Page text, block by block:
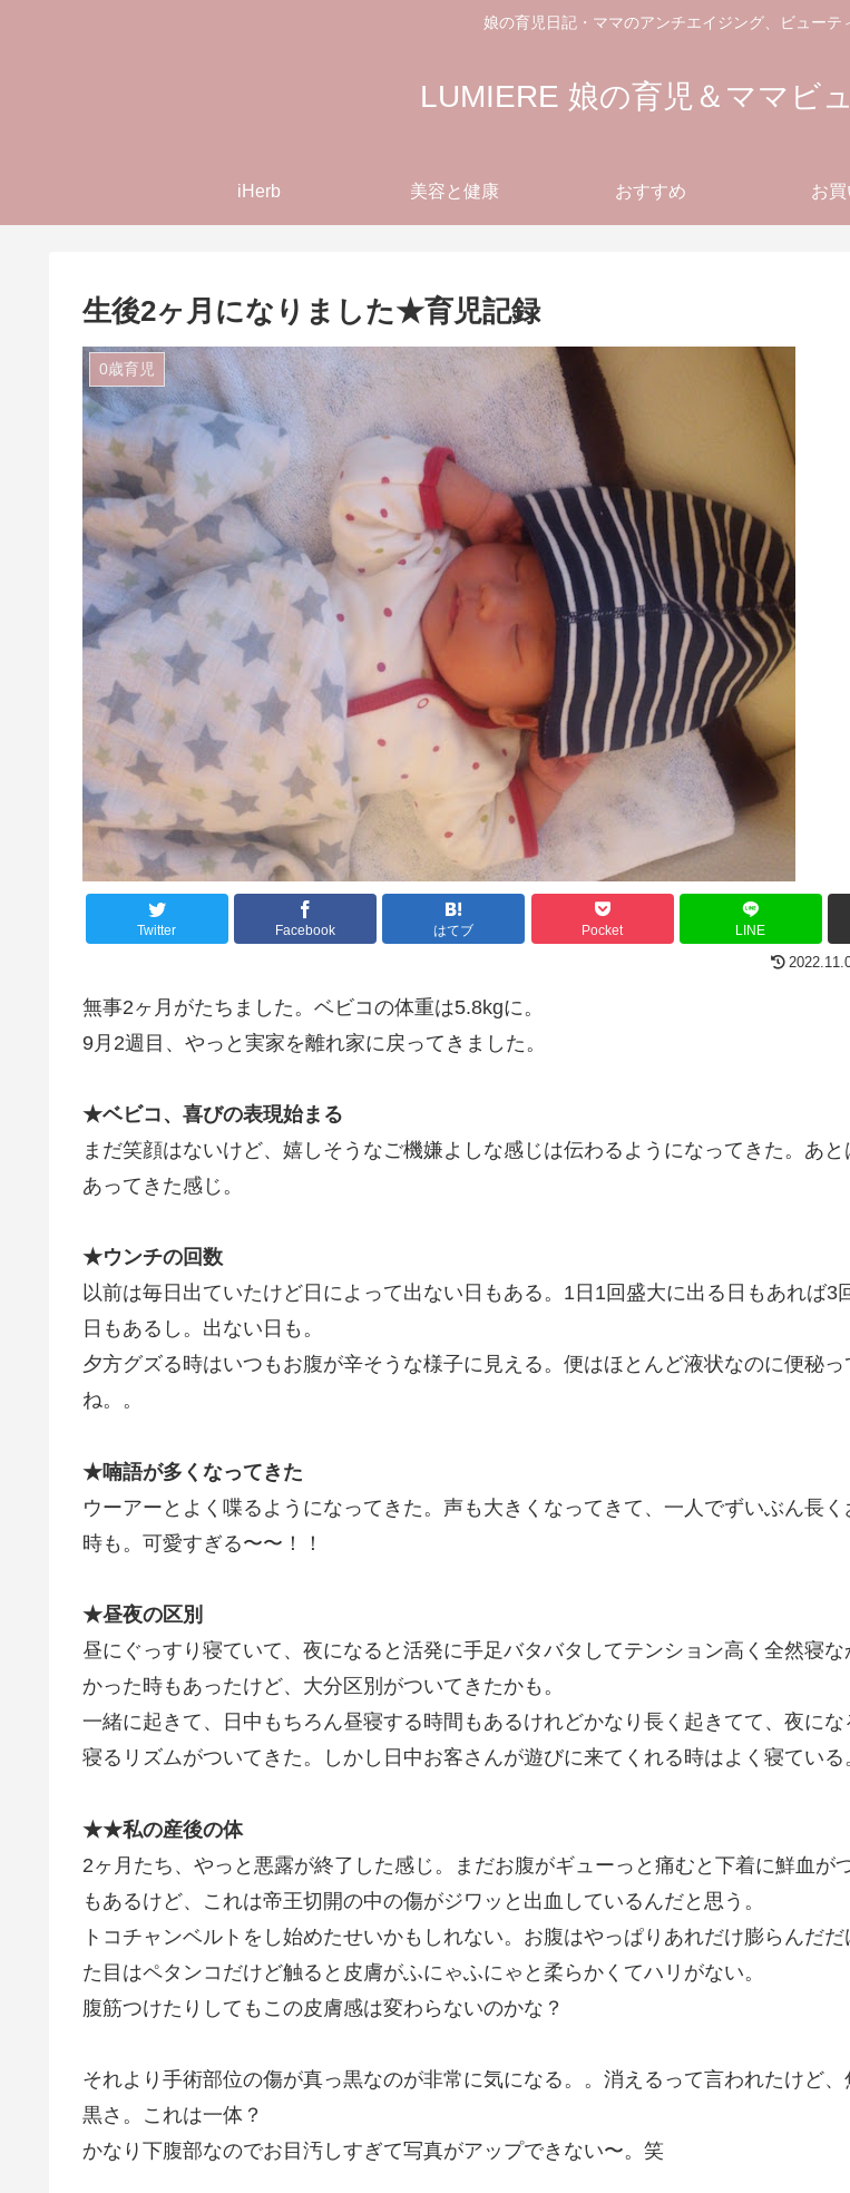
娘の育児日記・ママのアンチエイジング、ビューテ
LUMIERE 娘の育児＆ママビ
iHerb 美容と健康 おすすめ お
生後2ヶ月になりました★育児記録
0歳育児
Twitter Facebook はてブ Pocket LINE
無事2ヶ月がたちました。ベビコの体重は5.8kgに。
9月2週目、やっと実家を離れ家に戻ってきました。
★ベビコ、喜びの表現始まる
まだ笑顔はないけど、嬉しそうなご機嫌よしな感じは伝わるようになってきた。あ
あってきた感じ。
★ウンチの回数
以前は毎日出ていたけど日によって出ない日もある。1日1回盛大に出る日もあれば3
日もあるし。出ない日も。
夕方グズる時はいつもお腹が辛そうな様子に見える。便はほとんど液状なのに便秘っ
ね。。
★喃語が多くなってきた
ウーアーとよく喋るようになってきた。声も大きくなってきて、一人でずいぶん長く
時も。可愛すぎる〜〜！！
★昼夜の区別
昼にぐっすり寝ていて、夜になると活発に手足バタバタしてテンション高く全然寝な
かった時もあったけど、大分区別がついてきたかも。
一緒に起きて、日中もちろん昼寝する時間もあるけれどかなり長く起きてて、夜にな
寝るリズムがついてきた。しかし日中お客さんが遊びに来てくれる時はよく寝ている
★★私の産後の体
2ヶ月たち、やっと悪露が終了した感じ。まだお腹がギューっと痛むと下着に鮮血が
もあるけど、これは帝王切開の中の傷がジワッと出血しているんだと思う。
トコチャンベルトをし始めたせいかもしれない。お腹はやっぱりあれだけ膨らんだ
た目はペタンコだけど触ると皮膚がふにゃふにゃと柔らかくてハリがない。
腹筋つけたりしてもこの皮膚感は変わらないのかな？
それより手術部位の傷が真っ黒なのが非常に気になる。。消えるって言われたけど、
黒さ。これは一体？
かなり下腹部なのでお目汚しすぎて写真がアップできない〜。笑